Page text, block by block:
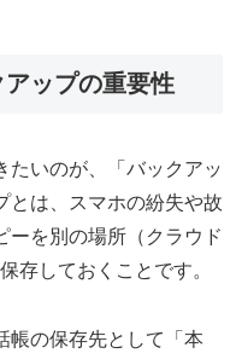
ップの重要性
たいのが、「バックアッ
とは、スマホの紛失や故
ーを別の場所（クラウド
存しておくことです。
帳の保存先として「本